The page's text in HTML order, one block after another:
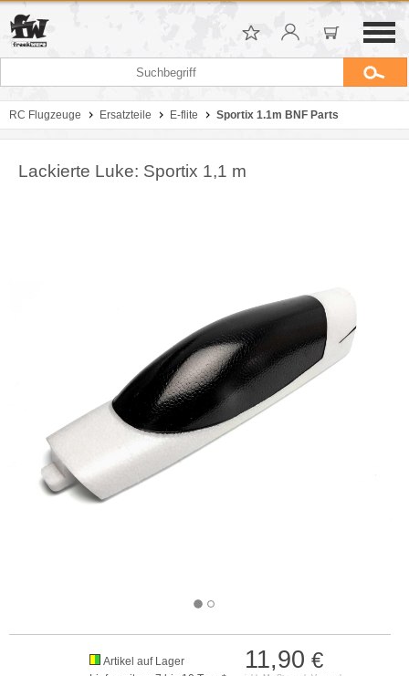
RC Flugzeuge Ersatzteile E-flite Sportix 1.1m BNF Parts
Lackierte Luke: Sportix 1,1 m
11,90 €
Artikel auf Lager